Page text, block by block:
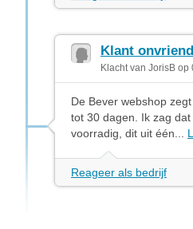
Klant
Klacht van JorisB
De Bever webshop
tot 30 dagen. Ik zag
voorradig, dit uit één...
Reageer als bedrijf